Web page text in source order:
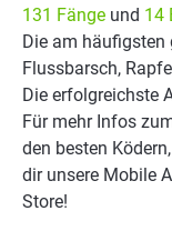
131 Fänge und 14
Die am häufigsten
Flussbarsch,
Die erfolgreichste
Für mehr Infos
den besten
dir unsere Mobile
Store!